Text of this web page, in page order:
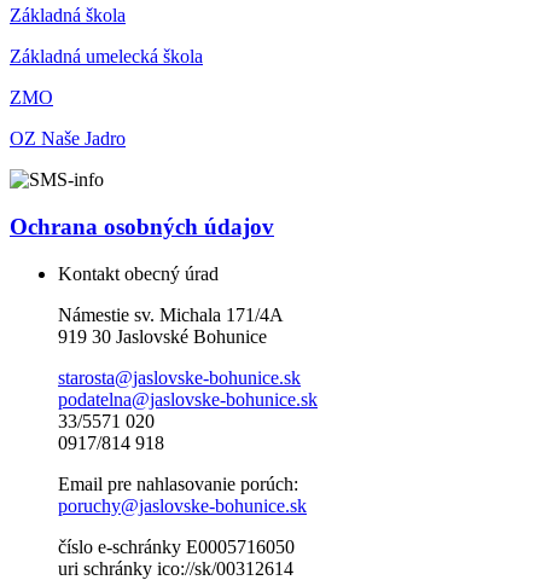
Základná škola
Základná umelecká škola
ZMO
OZ Naše Jadro
Ochrana osobných údajov
Kontakt obecný úrad
Námestie sv. Michala 171/4A
919 30 Jaslovské Bohunice
starosta@jaslovske-bohunice.sk
podatelna@jaslovske-bohunice.sk
33/5571 020
0917/814 918
Email pre nahlasovanie porúch:
poruchy@jaslovske-bohunice.sk
číslo e-schránky E0005716050
uri schránky ico://sk/00312614